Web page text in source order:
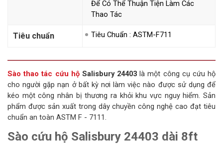
Để Có Thể Thuận Tiện Làm Các
Thao Tác
Tiêu chuẩn Tiêu Chuẩn : ASTM-F711
Sào thao tác cứu hộSalisbury 24403 là một công cụ cứu hộ
cho người gặp nạn ở bất kỳ nơi làm việc nào được sử dụng để
kéo một công nhân bị thương ra khỏi khu vực nguy hiểm. Sản
phẩm được sản xuất trong dây chuyền công nghệ cao đạt tiêu
chuẩn an toàn ASTM F - 7111.
Sào cứu hộ Salisbury 24403 dài 8ft